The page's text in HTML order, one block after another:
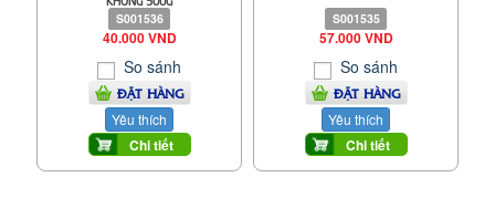
S001536
40.000 VND
So sánh
ĐẶT HÀNG
Yêu thích
Chi tiết
S001535
57.000 VND
So sánh
ĐẶT HÀNG
Yêu thích
Chi tiết